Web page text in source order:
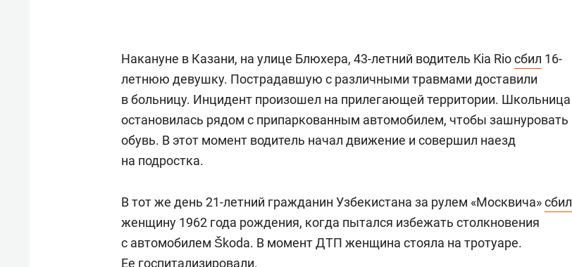
Накануне в Казани, на улице Блюхера, 43-летний водитель Kia Rioсбил 16-
летнюю девушку. Пострадавшую с различными травмами доставили
в больницу. Инцидент произошел на прилегающей территории. Школьница
остановилась рядом с припаркованным автомобилем, чтобы зашнуровать
обувь. В этот момент водитель начал движение и совершил наезд
на подростка.
В тот же день 21-летний гражданин Узбекистана за рулем «Москвича»сбил
женщину 1962 года рождения, когда пытался избежать столкновения
с автомобилем Škoda. В момент ДТП женщина стояла на тротуаре.
Ее госпитализировали.